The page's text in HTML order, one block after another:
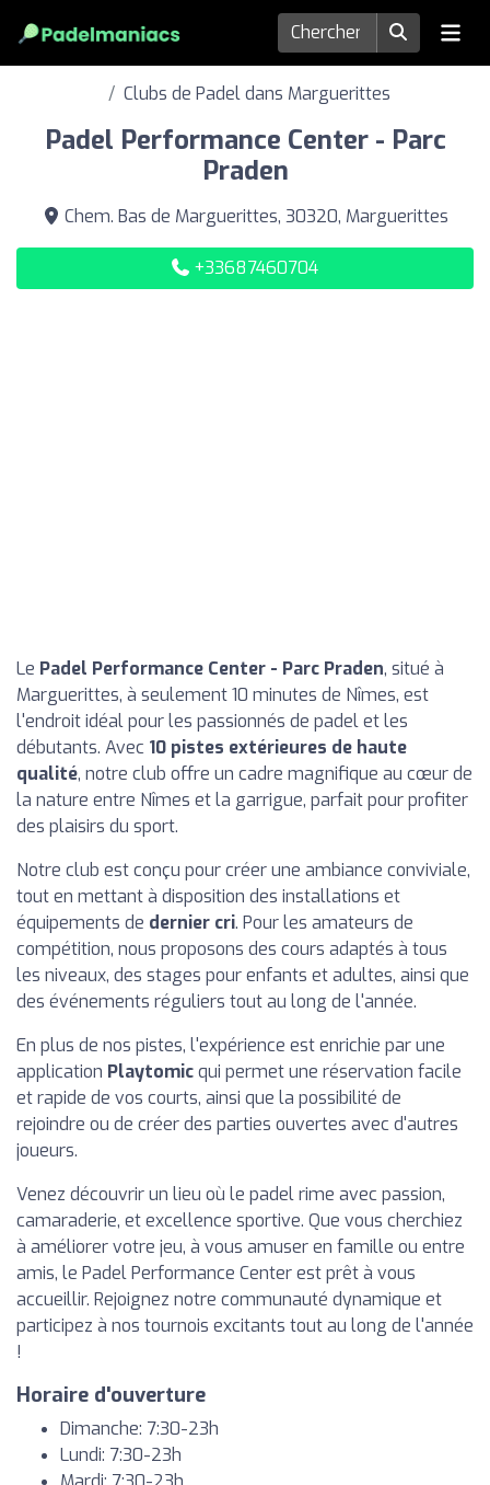
Clubs de Padel dans Marguerittes
Padel Performance Center - Parc
Praden
Chem. Bas de Marguerittes, 30320, Marguerittes
+33687460704
Le Padel Performance Center - Parc Praden, situé à
Marguerittes, à seulement 10 minutes de Nîmes, est
l'endroit idéal pour les passionnés de padel et les
débutants. Avec 10 pistes extérieures de haute
qualité, notre club offre un cadre magnifique au cœur de
la nature entre Nîmes et la garrigue, parfait pour profiter
des plaisirs du sport.
Notre club est conçu pour créer une ambiance conviviale,
tout en mettant à disposition des installations et
équipements de dernier cri. Pour les amateurs de
compétition, nous proposons des cours adaptés à tous
les niveaux, des stages pour enfants et adultes, ainsi que
des événements réguliers tout au long de l'année.
En plus de nos pistes, l'expérience est enrichie par une
application Playtomicqui permet une réservation facile
et rapide de vos courts, ainsi que la possibilité de
rejoindre ou de créer des parties ouvertes avec d'autres
joueurs.
Venez découvrir un lieu où le padel rime avec passion,
camaraderie, et excellence sportive. Que vous cherchiez
à améliorer votre jeu, à vous amuser en famille ou entre
amis, le Padel Performance Center est prêt à vous
accueillir. Rejoignez notre communauté dynamique et
participez à nos tournois excitants tout au long de l'année
!
Horaire d'ouverture
Dimanche: 7:30-23h
Lundi: 7:30-23h